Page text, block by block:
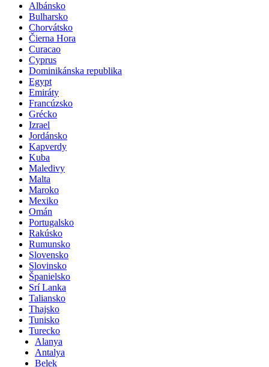
Albánsko
Bulharsko
Chorvátsko
Čierna Hora
Curacao
Cyprus
Dominikánska republika
Egypt
Emiráty
Francúzsko
Grécko
Izrael
Jordánsko
Kapverdy
Kuba
Maledivy
Malta
Maroko
Mexiko
Omán
Portugalsko
Rakúsko
Rumunsko
Slovensko
Slovinsko
Španielsko
Srí Lanka
Taliansko
Thajsko
Tunisko
Turecko
Alanya
Antalya
Belek